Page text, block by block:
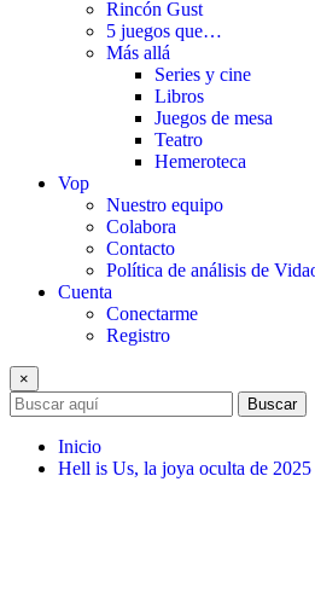
Rincón Gust
5 juegos que…
Más allá
Series y cine
Libros
Juegos de mesa
Teatro
Hemeroteca
Vop
Nuestro equipo
Colabora
Contacto
Política de análisis de
Cuenta
Conectarme
Registro
×
Buscar
Inicio
Hell is Us, la joya oculta de 2025